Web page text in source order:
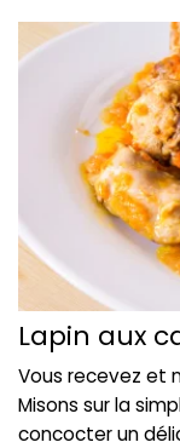
Lapin aux
Vous recevez et
Misons sur la
concocter un